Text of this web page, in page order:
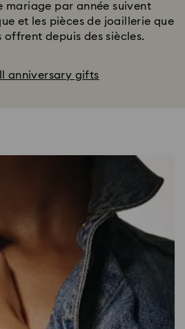
mariage par année suivent
et les pièces de joaillerie que
offrent depuis des siècles.
anniversary gifts